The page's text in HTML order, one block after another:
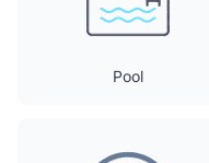
Pool